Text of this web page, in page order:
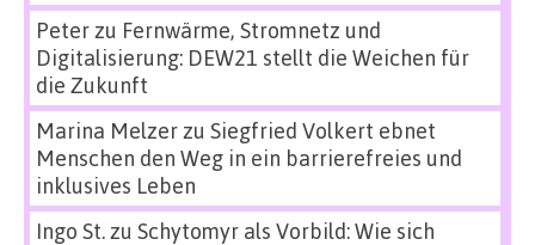
Peterzu Fernwärme, Stromnetz und
Digitalisierung: DEW21 stellt die Weichen für
die Zukunft
Marina Melzerzu Siegfried Volkert ebnet
Menschen den Weg in ein barrierefreies und
inklusives Leben
Ingo St.zu Schytomyr als Vorbild: Wie sich